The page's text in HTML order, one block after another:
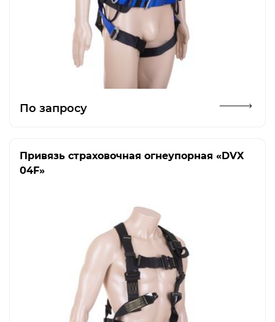
По запросу
Привязь страховочная огнеупорная «DVX
04F»